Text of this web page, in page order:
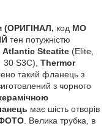
(ОРИГІНАЛ, код MO
тен потужністю
Atlantic Steatite (Elite,
S3C), Thermor
такий фланець з
з чорного
має шість отворів
. Велика трубка, в